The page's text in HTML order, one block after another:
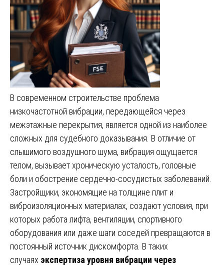
В современном строительстве проблема
низкочастотной вибрации, передающейся через
межэтажные перекрытия, является одной из наиболее
сложных для судебного доказывания. В отличие от
слышимого воздушного шума, вибрация ощущается
телом, вызывает хроническую усталость, головные
боли и обострение сердечно-сосудистых заболеваний.
Застройщики, экономящие на толщине плит и
виброизоляционных материалах, создают условия, при
которых работа лифта, вентиляции, спортивного
оборудования или даже шаги соседей превращаются в
постоянный источник дискомфорта. В таких
случаях экспертиза уровня вибрации через